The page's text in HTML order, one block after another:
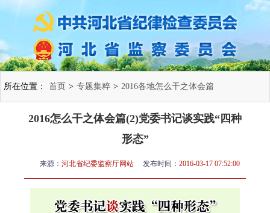
所在位置： 首页 > 专题集粹 > 2016各地怎么干之体会篇
2016怎么干之体会篇(2)党委书记谈实践“四种
形态”
来源： 河北省纪委监察厅网站 发布时间： 2016-03-17 07:52:00